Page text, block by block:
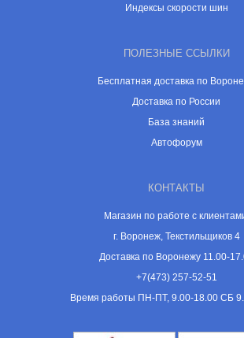
Индексы скорости шин
ПОЛЕЗНЫЕ ССЫЛКИ
Бесплатная доставка по
Доставка по России
База знаний
Автофорум
КОНТАКТЫ
Магазин по работе с
г. Воронеж, Текстильщиков 4
Доставка по Воронежу 11.00-
+7(473) 257-52-51
Время работы ПН-ПТ, 9.00-18.00 СБ